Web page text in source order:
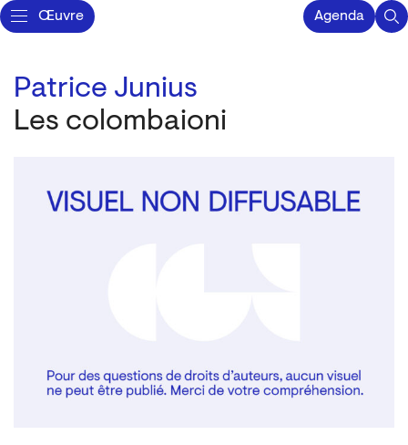
Œuvre Agenda
Patrice Junius
Les colombaioni